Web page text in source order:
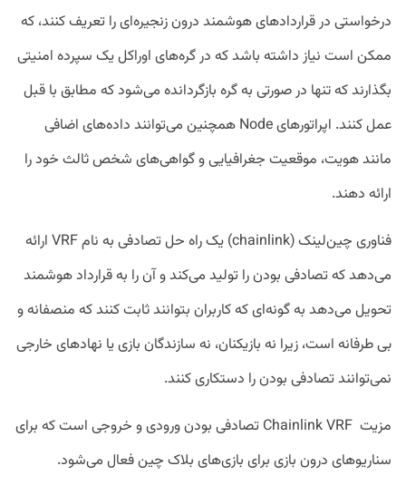
درخواستی در قراردادهای هوشمند درون زنجیره‌ای را تعریف کنند، که
ممکن است نیاز داشته باشد که در گره‌های اوراکل یک سپرده امنیتی
بگذارند که تنها در صورتی به گره بازگردانده می‌شود که مطابق با قبل
عمل کنند. اپراتورهای Node همچنین می‌توانند داده‌های اضافی
مانند هویت، موقعیت جغرافیایی و گواهی‌های شخص ثالث خود را
ارائه دهند.
فناوری چین‌لینک (chainlink) یک راه حل تصادفی به نام VRF ارائه
می‌دهد که تصادفی بودن را تولید می‌کند و آن را به قرارداد هوشمند
تحویل می‌دهد به گونه‌ای که کاربران بتوانند ثابت کنند که منصفانه و
بی طرفانه است، زیرا نه بازیکنان، نه سازندگان بازی یا نهادهای خارجی
نمی‌توانند تصادفی بودن را دستکاری کنند.
مزیت Chainlink VRF تصادفی بودن ورودی و خروجی است که برای
سناریوهای درون بازی برای بازی‌های بلاک چین فعال می‌شود.